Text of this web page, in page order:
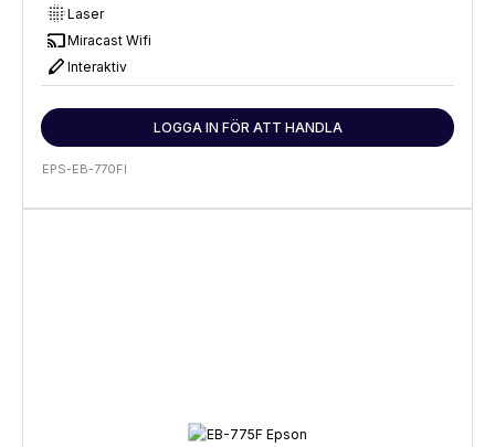
lens_blurLaser
castMiracast Wifi
stylus Interaktiv
LOGGA IN FÖR ATT HANDLA
EPS-EB-770FI